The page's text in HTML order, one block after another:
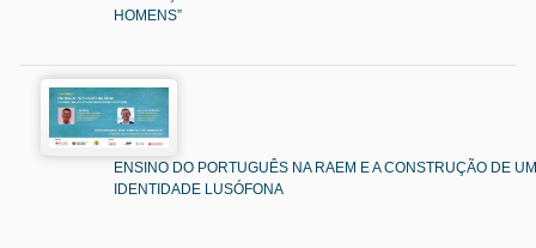
HOMENS”
ENSINO DO PORTUGUÊS NA RAEM E A CONSTRUÇÃO DE
IDENTIDADE LUSÓFONA